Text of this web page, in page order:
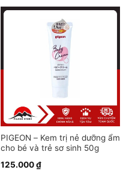
PIGEON – Kem trị nẻ dưỡng ẩm
cho bé và trẻ sơ sinh 50g
125.000₫